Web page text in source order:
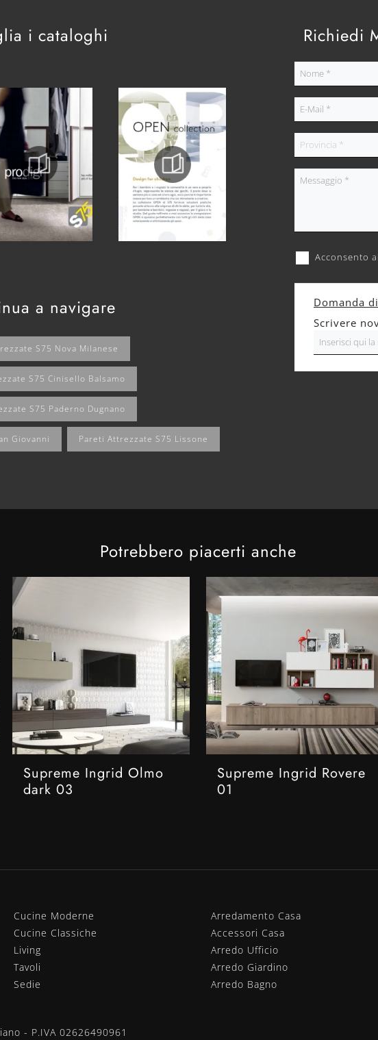
i cataloghi
a navigare
S75 Nova Milanese
S75 Cinisello Balsamo
S75 Paderno Dugnano
Giovanni Pareti Attrezzate S75 Lissone
Richiedi
Acconsento
Domanda
Scrivere
Potrebbero piacerti anche
Supreme Ingrid Olmo
dark 03
Supreme Ingrid Rovere
01
Cucine Moderne
Cucine Classiche
Living
Tavoli
Sedie
Arredamento Casa
Accessori Casa
Arredo Ufficio
Arredo Giardino
Arredo Bagno
- P.IVA 02626490961